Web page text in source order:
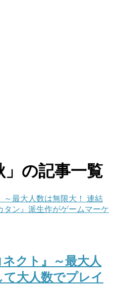
」の記事一覧
クト』～最大人
大人数でプレイ